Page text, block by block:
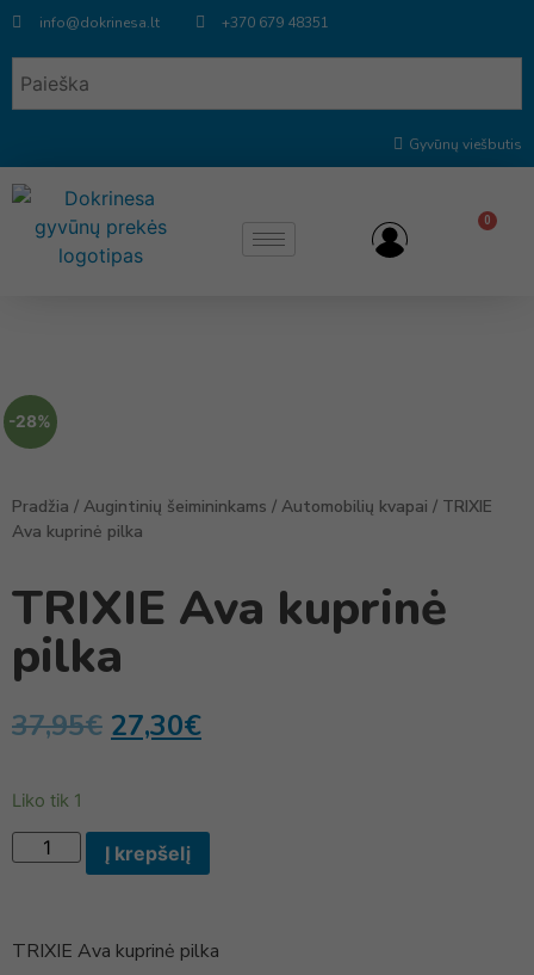
info@dokrinesa.lt +370 679 48351
Gyvūnų viešbutis
0
-28%
Pradžia / Augintinių šeimininkams / Automobilių kvapai / TRIXIE
Ava kuprinė pilka
TRIXIE Ava kuprinė
pilka
37,95€ 27,30€
Liko tik 1
Į krepšelį
TRIXIE Ava kuprinė pilka